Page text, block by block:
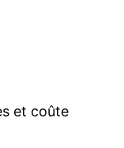
et coûte